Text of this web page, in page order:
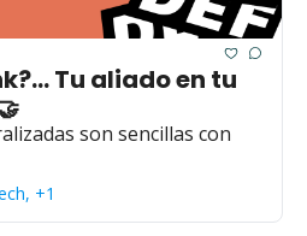
Tu aliado en tu
son sencillas con
+1